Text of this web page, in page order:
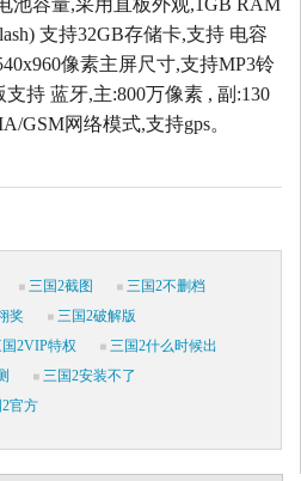
池容量,采用直板外观,1GB RAM
支持32GB存储卡,支持 电容
像素主屏尺寸,支持MP3铃
持 蓝牙,主:800万像素 , 副:130
GSM网络模式,支持gps。
三国2截图
三国2不删档
奖
三国2破解版
2VIP特权
三国2什么时候出
三国2安装不了
官方